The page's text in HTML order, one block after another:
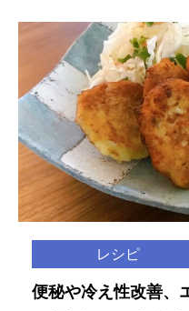
レシピ
便秘や冷え性改善、